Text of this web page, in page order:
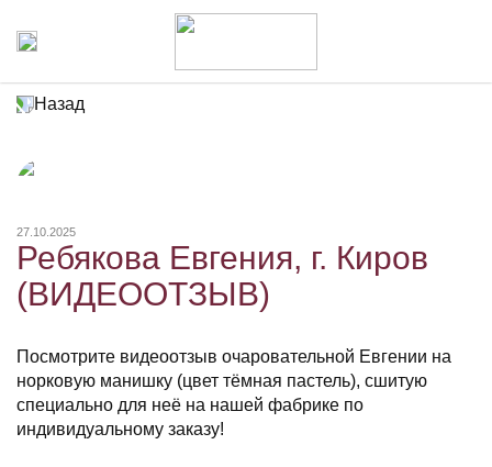
Назад
27.10.2025
Ребякова Евгения, г. Киров
(ВИДЕООТЗЫВ)
Посмотрите видеоотзыв очаровательной Евгении на
норковую манишку (цвет тёмная пастель), сшитую
специально для неё на нашей фабрике по
индивидуальному заказу!